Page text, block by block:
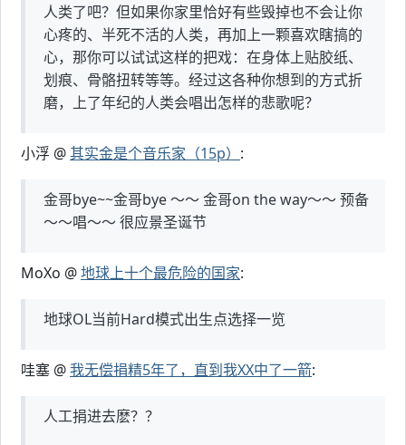
人类了吧？但如果你家里恰好有些毁掉也不会让你
心疼的、半死不活的人类，再加上一颗喜欢瞎搞的
心，那你可以试试这样的把戏：在身体上贴胶纸、
划痕、骨骼扭转等等。经过这各种你想到的方式折
磨，上了年纪的人类会唱出怎样的悲歌呢？
小浮 @其实金是个音乐家（15p） :
金哥bye~~金哥bye ～～ 金哥on the way～～ 预备
～～唱～～ 很应景圣诞节
MoXo @地球上十个最危险的国家:
地球OL当前Hard模式出生点选择一览
哇塞 @我无偿捐精5年了，直到我XX中了一箭:
人工捐进去麽？？